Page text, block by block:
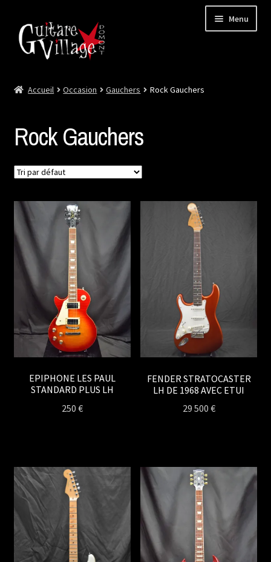
Menu
Lutherie et Artisanat
Good Deal !
Accueil Occasion Gauchers Rock Gauchers
Rock Gauchers
EPIPHONE LES PAUL
STANDARD PLUS LH
250 €
FENDER STRATOCASTER
LH DE 1968 AVEC ETUI
29 500 €